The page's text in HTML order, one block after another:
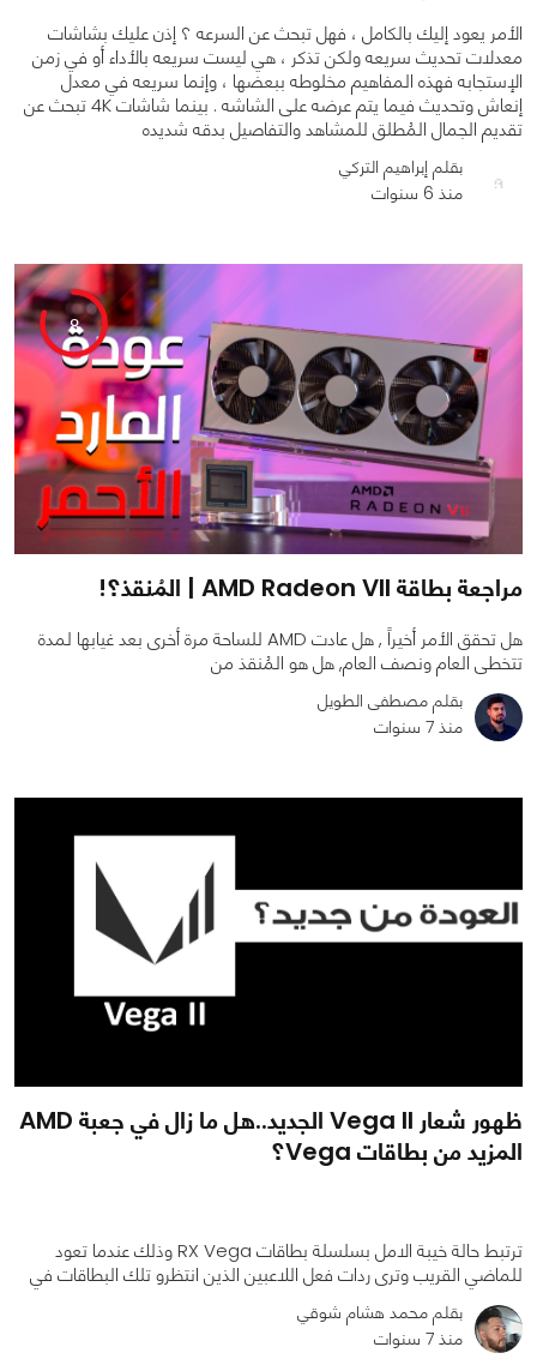
4291
الأمر يعود إليك بالكامل ، فهل تبحث عن السرعه ؟ إذن عليك بشاشات
معدلات تحديث سريعه ولكن تذكر ، هي ليست سريعه بالأداء أو في زمن
الإستجابه فهذه المفاهيم مخلوطه ببعضها ، وإنما سريعه في معدل
إنعاش وتحديث فيما يتم عرضه على الشاشه . بينما شاشات 4K تبحث عن
تقديم الجمال المُطلق للمشاهد والتفاصيل بدقه شديده
بقلم إبراهيم التركي
منذ 6 سنوات
8
مراجعة بطاقة AMD Radeon VII | المُنقذ؟!
هل تحقق الأمر أخيراً , هل عادت AMD للساحة مرة أخرى بعد غيابها لمدة
تتخطى العام ونصف العام, هل هو المُنقذ من
بقلم مصطفى الطويل
منذ 7 سنوات
1530
ظهور شعار Vega II الجديد..هل ما زال في جعبة AMD
المزيد من بطاقات Vega؟
ترتبط حالة خيبة الامل بسلسلة بطاقات RX Vega وذلك عندما تعود
للماضي القريب وترى ردات فعل اللاعبين الذين انتظرو تلك البطاقات في
بقلم محمد هشام شوقي
منذ 7 سنوات